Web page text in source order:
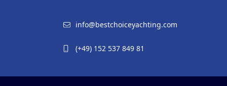
info@bestchoiceyachting.com
(+49) 152 537 849 81